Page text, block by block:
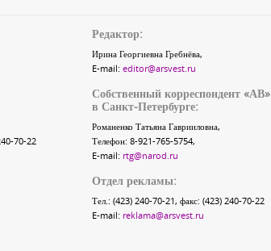
70-22
Редактор:
Ирина Георгиевна Гребнёва,
E-mail: editor@arsvest.ru
Собственный корреспондент «АВ»
в Санкт-Петербурге:
Романенко Татьяна Гаврииловна,
Телефон: 8-921-765-5754,
E-mail: rtg@narod.ru
Отдел рекламы:
Тел.: (423) 240-70-21, факс: (423) 240-70-22
E-mail: reklama@arsvest.ru